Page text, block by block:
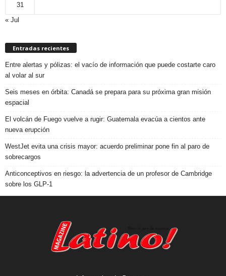
31
« Jul
Entradas recientes
Entre alertas y pólizas: el vacío de información que puede costarte caro
al volar al sur
Seis meses en órbita: Canadá se prepara para su próxima gran misión
espacial
El volcán de Fuego vuelve a rugir: Guatemala evacúa a cientos ante
nueva erupción
WestJet evita una crisis mayor: acuerdo preliminar pone fin al paro de
sobrecargos
Anticonceptivos en riesgo: la advertencia de un profesor de Cambridge
sobre los GLP-1